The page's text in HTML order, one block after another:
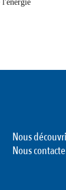
l'énergie
Nous
Nous